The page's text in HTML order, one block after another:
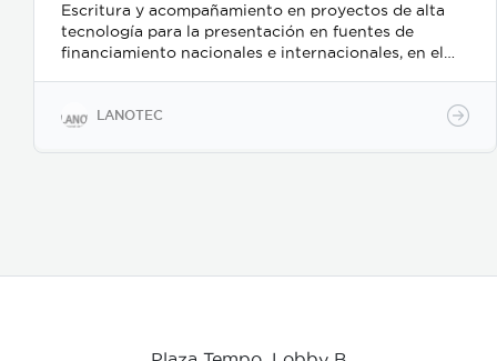
Escritura y acompañamiento en proyectos de alta
tecnología para la presentación en fuentes de
financiamiento nacionales e internacionales, en el
LANOTEC